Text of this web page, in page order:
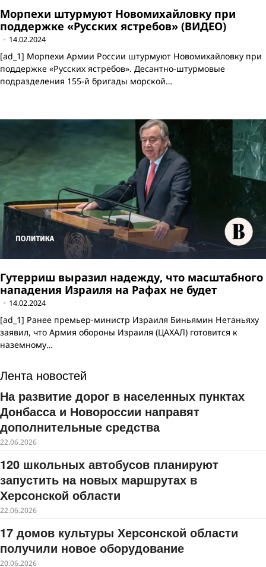
Морпехи штурмуют Новомихайловку при
поддержке «Русских ястребов» (ВИДЕО)
14.02.2024
[ad_1] Морпехи Армии России штурмуют Новомихайловку при
поддержке «Русских ястребов». Десантно-штурмовые
подразделения 155-й бригады морской…
Гутерриш выразил надежду, что масштабного
нападения Израиля на Рафах не будет
14.02.2024
[ad_1] Ранее премьер-министр Израиля Биньямин Нетаньяху
заявил, что Армия обороны Израиля (ЦАХАЛ) готовится к
наземному…
Лента новостей
На развитие дорог в населенных пунктах
Донбасса и Новороссии направят
дополнительные средства
22.06.2026
120 школьных автобусов планируют
запустить на новых маршрутах в
Херсонской области
22.06.2026
17 домов культуры Херсонской области
получили новое оборудование
20.06.2026